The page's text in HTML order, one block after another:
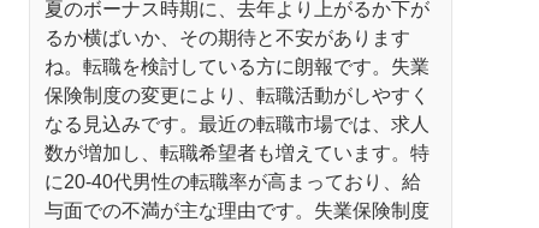
夏のボーナス時期に、去年より上がるか下が
るか横ばいか、その期待と不安があります
ね。転職を検討している方に朗報です。失業
保険制度の変更により、転職活動がしやすく
なる見込みです。最近の転職市場では、求人
数が増加し、転職希望者も増えています。特
に20-40代男性の転職率が高まっており、給
与面での不満が主な理由です。失業保険制度